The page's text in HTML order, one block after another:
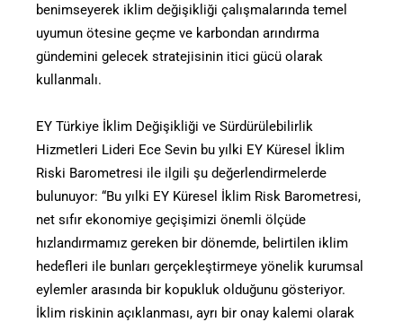
benimseyerek iklim değişikliği çalışmalarında temel
uyumun ötesine geçme ve karbondan arındırma
gündemini gelecek stratejisinin itici gücü olarak
kullanmalı.
EY Türkiye İklim Değişikliği ve Sürdürülebilirlik
Hizmetleri Lideri Ece Sevin bu yılki EY Küresel İklim
Riski Barometresi ile ilgili şu değerlendirmelerde
bulunuyor: “Bu yılki EY Küresel İklim Risk Barometresi,
net sıfır ekonomiye geçişimizi önemli ölçüde
hızlandırmamız gereken bir dönemde, belirtilen iklim
hedefleri ile bunları gerçekleştirmeye yönelik kurumsal
eylemler arasında bir kopukluk olduğunu gösteriyor.
İklim riskinin açıklanması, ayrı bir onay kalemi olarak